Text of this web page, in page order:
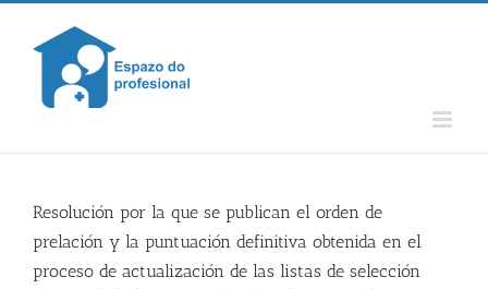
Skip
content
Resolución por la que se publican el orden de
prelación y la puntuación definitiva obtenida en el
proceso de actualización de las listas de selección